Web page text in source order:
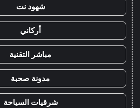
شهود نت
أركاني
مباشر التقنية
مدونة صحبة
شرقيات السياحة